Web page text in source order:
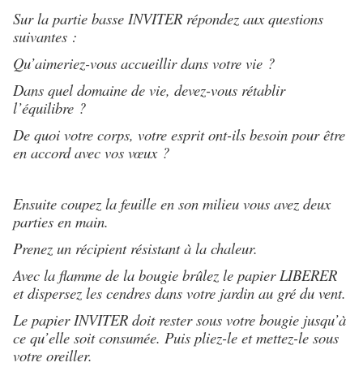
Sur la partie basse INVITER répondez aux questions
suivantes :
Qu’aimeriez-vous accueillir dans votre vie ?
Dans quel domaine de vie, devez-vous rétablir
l’équilibre ?
De quoi votre corps, votre esprit ont-ils besoin pour être
en accord avec vos vœux ?
Ensuite coupez la feuille en son milieu vous avez deux
parties en main.
Prenez un récipient résistant à la chaleur.
Avec la flamme de la bougie brûlez le papier LIBERER
et dispersez les cendres dans votre jardin au gré du vent.
Le papier INVITER doit rester sous votre bougie jusqu’à
ce qu’elle soit consumée. Puis pliez-le et mettez-le sous
votre oreiller.